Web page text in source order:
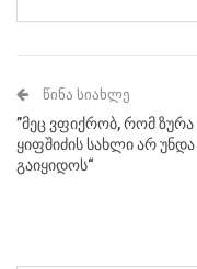
ᲬᲘᲜᲐ ᲡᲘᲐᲮᲚᲔ
”მეც ვფიქრობ, რომ ზურა
ყიფშიძის სახლი არ უნდა
გაიყიდოს“